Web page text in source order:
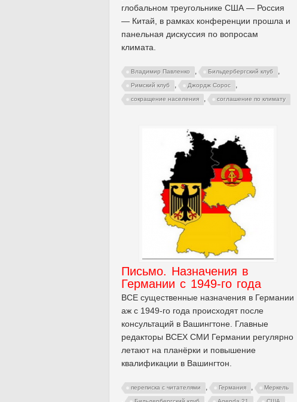
глобальном треугольнике США — Россия
— Китай, в рамках конференции прошла и
панельная дискуссия по вопросам
климата.
Владимир Павленко , Бильдербергский клуб ,
Римский клуб , Джордж Сорос ,
сокращение населения , соглашение по климату
Письмо. Назначения в
Германии с 1949-го года
ВСЕ существенные назначения в Германии
аж с 1949-го года происходят после
консультаций в Вашингтоне. Главные
редакторы ВСЕХ СМИ Германии регулярно
летают на планёрки и повышение
квалификации в Вашингтон.
переписка с читателями , Германия , Меркель